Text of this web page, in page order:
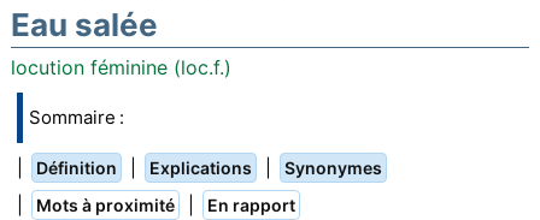
Eau salée
locution féminine (loc.f.)
Sommaire :
Définition Explications Synonymes
Mots à proximité En rapport